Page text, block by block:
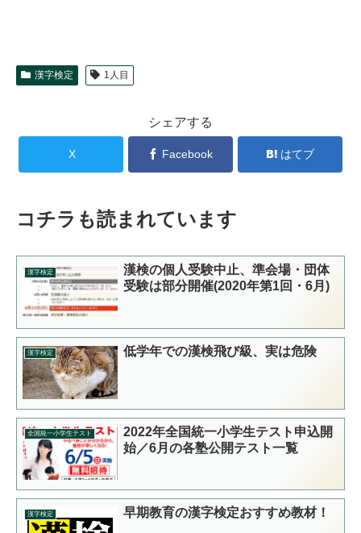
漢字検定 1人目
シェアする
X Facebook はてブ
コチラも読まれています
漢字検定
漢検の個人受験中止、準会場・団体
受験は部分開催(2020年第1回・6月)
漢字検定 低学年での漢検飛び級、実は危険
全国統一小学生テスト
2022年全国統一小学生テスト申込開
始／6月の各塾公開テスト一覧
漢字検定 早期教育の漢字検定おすすめ教材！